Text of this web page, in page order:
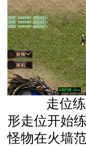
走位练
形走位开始
怪物在火墙